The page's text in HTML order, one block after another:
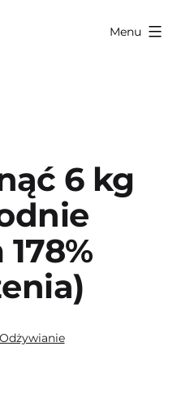
Menu
6 kg
Umieszczono
Odżywianie